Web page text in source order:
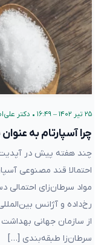
۲۵ تیر ۱۴۰۲ – ۱۶:۴۹ • دکتر
چرا آسپارتام به
چند هفته پیش در
احتمالا قند مصنوعی
مواد سرطان‌زای احتمالی
از سازمان جهانی
سرطان‌زا طبقه‌بندی […]